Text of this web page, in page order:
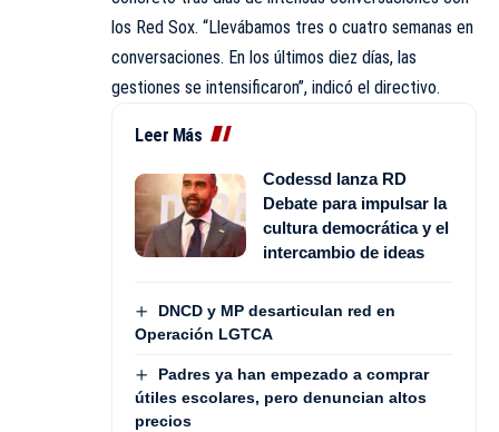
los Red Sox. “Llevábamos tres o cuatro semanas en
conversaciones. En los últimos diez días, las
gestiones se intensificaron”, indicó el directivo.
Leer Más
Codessd lanza RD
Debate para impulsar la
cultura democrática y el
intercambio de ideas
DNCD y MP desarticulan red en
Operación LGTCA
Padres ya han empezado a comprar
útiles escolares, pero denuncian altos
precios